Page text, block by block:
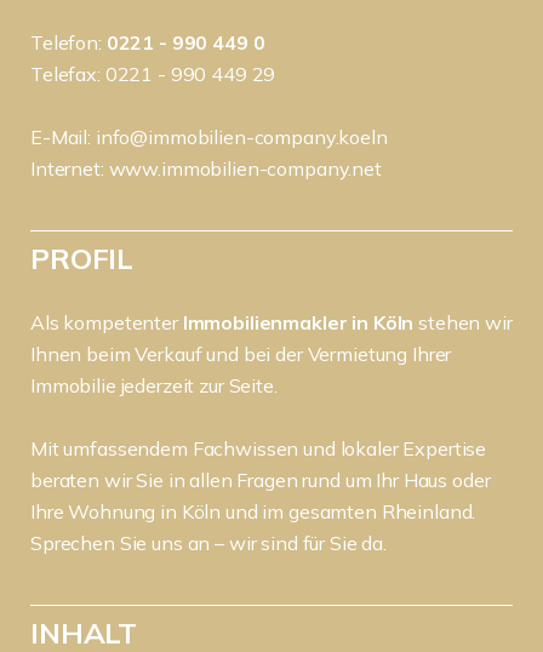
Telefon: 0221 - 990 449 0
Telefax: 0221 - 990 449 29
E-Mail: info@immobilien-company.koeln
Internet: www.immobilien-company.net
PROFIL
Als kompetenter Immobilienmakler in Kölnstehen wir
Ihnen beim Verkauf und bei der Vermietung Ihrer
Immobilie jederzeit zur Seite.
Mit umfassendem Fachwissen und lokaler Expertise
beraten wir Sie in allen Fragen rund um Ihr Haus oder
Ihre Wohnung in Köln und im gesamten Rheinland.
Sprechen Sie uns an – wir sind für Sie da.
INHALT